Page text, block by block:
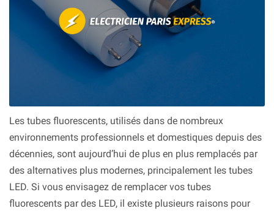
Les tubes fluorescents, utilisés dans de nombreux
environnements professionnels et domestiques depuis des
décennies, sont aujourd’hui de plus en plus remplacés par
des alternatives plus modernes, principalement les tubes
LED. Si vous envisagez de remplacer vos tubes
fluorescents par des LED, il existe plusieurs raisons pour